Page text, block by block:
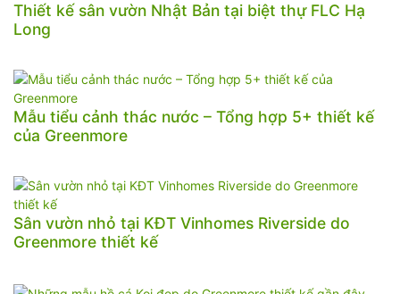
Thiết kế sân vườn Nhật Bản tại biệt thự FLC Hạ
Long
Mẫu tiểu cảnh thác nước – Tổng hợp 5+ thiết kế
của Greenmore
Sân vườn nhỏ tại KĐT Vinhomes Riverside do
Greenmore thiết kế